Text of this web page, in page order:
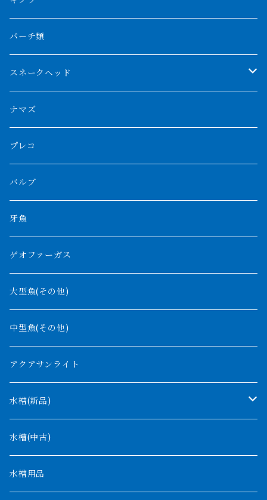
フルゴールデンクロスバック
ブルーベースクロスバック
BILLY-KENオリジナルブランド紅龍
チョッパーレッド
ブルレッド
その他アジアアロワナ
特殊個体
紅龍
バンジャール
シルバーアロワナ
ブラックアロワナ
ノーザンバラムンディ
その他アロワナ
フォークバンド
メニーバータイガー
ニューギニアダトニオ
ショート個体
エンドリケリー
ギニア
ナイジェリア
ナイルビチャー
ナポレオンビチャー
バロ川
ビキールビキール
トゥルカナ湖
オモ川
タンガニーカビチャー
アンソルギー
コウロントン
ラプラディ
ギニア
ナイジェリア
コンギクス
オルナティピンニス
コンゴ
タンガニーカ
ウィークシー
モケレンベンベ
デルヘッジ
ザイールグリーン
クロコダイル
その他淡水エイ
その他肺魚
パーチ類
スネークヘッド
チャンナバルカ
大型スネークヘッド
中型スネークヘッド
小型スネークヘッド
ナマズ
プレコ
バルブ
牙魚
ゲオファーガス
大型魚(その他)
中型魚(その他)
アクアサンライト
水槽(新品)
1200mm以下
1500mm
水槽(中古)
水槽用品